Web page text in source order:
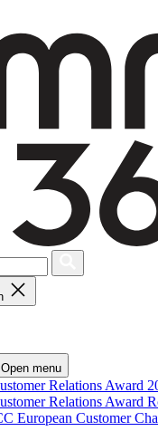
Open menu
Relations Award
Relations Award
European Customer